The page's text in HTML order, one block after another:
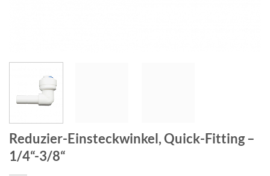
Reduzier-Einsteckwinkel, Quick-Fitting –
1/4“-3/8“